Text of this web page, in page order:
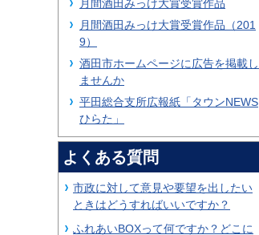
月間酒田みっけ大賞受賞作品
月間酒田みっけ大賞受賞作品（201
9）
酒田市ホームページに広告を掲載し
ませんか
平田総合支所広報紙「タウンNEWS
ひらた」
よくある質問
市政に対して意見や要望を出したい
ときはどうすればいいですか？
ふれあいBOXって何ですか？どこに